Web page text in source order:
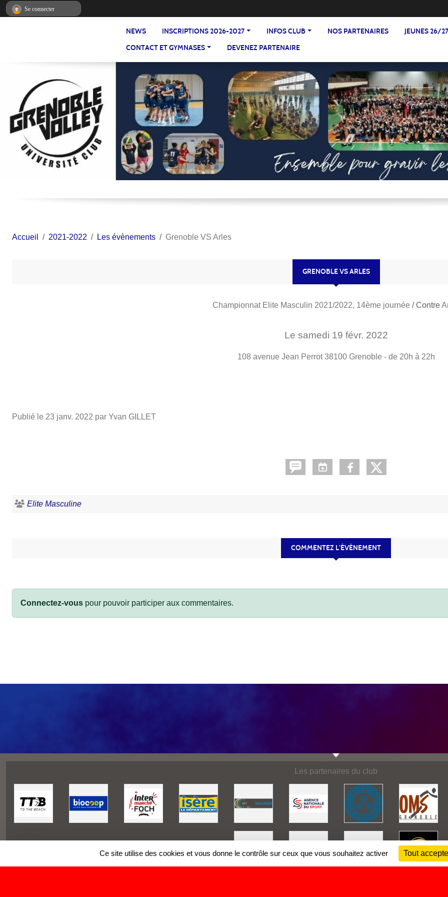
NEWS INSCRIPTIONS 2026-2027 INFOS CLUB NOS PARTENAIRES
JEUNES 26/27
CONTACT ET GYMNASES
DEVENEZ PARTENAIRE
Accueil 2021-2022 Les évènements Grenoble VS Arles
GRENOBLE VS ARLES
Championnat Elite Masculin 2021/2022, 14ème journée / Contre
Le samedi 19 févr. 2022
108 avenue Jean Perrot 38100 Grenoble - de 20h à 22h
Publié le 23 janv. 2022 par Yvan GILLET
Elite Masculine
COMMENTEZ L’ÉVÈNEMENT
Connectez-vous pour pouvoir participer aux commentaires.
Les partenaires du club
Se connecter
Panneau de gestion des cookies
Ce site utilise des cookies et vous donne le contrôle sur ceux que vous souhaitez activer Tout